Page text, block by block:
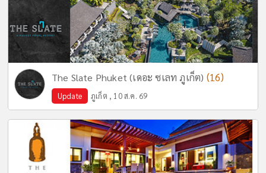
The Slate Phuket (เดอะ ซเลท ภูเก็ต) (16)
Update ภูเก็ต , 10 ส.ค. 69